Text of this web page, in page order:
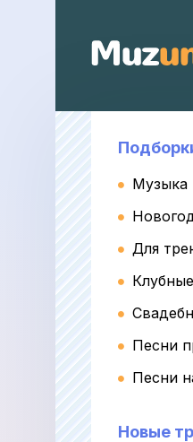
Музыка
Для
Песни
Песни
Новые